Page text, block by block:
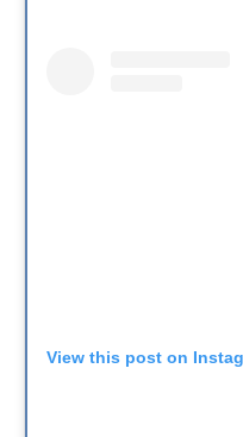
View this post on